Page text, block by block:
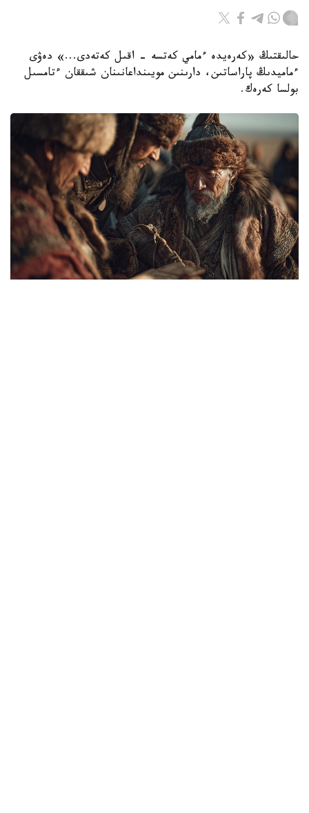
حالىقتىڭ «كەرەيدە ءمامي كەتسە - اقىل كەتەدى...» دەۋى
ءماميدىڭ پاراساتىن، دارىنىن مويىنداعانىنان شىققان ءتامسىل
بولسا كەرەك.